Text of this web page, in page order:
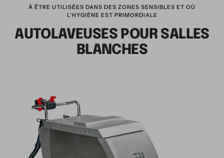
À ÊTRE UTILISÉES DANS DES ZONES SENSIBLES ET OÙ
L'HYGIÈNE EST PRIMORDIALE
AUTOLAVEUSES POUR SALLES
BLANCHES